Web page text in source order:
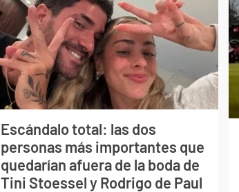
Escándalo total: las dos
personas más importantes que
quedarían afuera de la boda de
Tini Stoessel y Rodrigo de Paul